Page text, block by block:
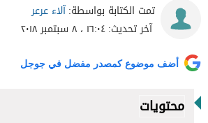
تمت الكتابة بواسطة:آلاء عرعر
آخر تحديث:١٦:٠٤ ، ٨ سبتمبر ٢٠١٨
أضف موضوع كمصدر مفضل في جوجل
محتويات